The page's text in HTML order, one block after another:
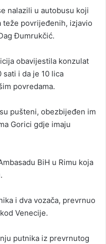
nalazili u autobusu koji
teže povrijeđenih, izjavio
Đumrukčić.
obavijestila konzulat
i da je 10 lica
povredama.
pušteni, obezbijeđen im
Gorici gdje imaju
BiH u Rimu koja
i dva vozača, prevrnuo
Venecije.
putnika iz prevrnutog